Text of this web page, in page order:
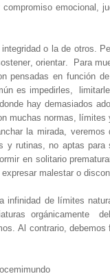
emocional,
o la de otros.
orientar.
Para
pensadas en función
es impedirles,
hay demasiados
normas,
la mirada,
rutinas, no aptas para
en solitario
malestar o
de límites
orgánicamente
Al contrario, debemos